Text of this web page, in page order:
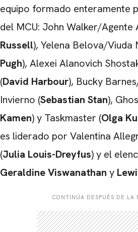
equipo formado enteramente
del MCU: John Walker/Agente
Russell), Yelena Belova/Viuda
Pugh), Alexei Alanovich
(David Harbour), Bucky
Invierno (Sebastian Stan),
Kamen) y Taskmaster (Olga
es liderado por Valentina
(Julia Louis-Dreyfus) y el
Geraldine Viswanathan y
CONTINÚA DESPUÉS DE LA
CARREGANDO